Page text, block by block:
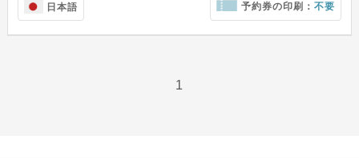
日本語 予約券の印刷：不要
1